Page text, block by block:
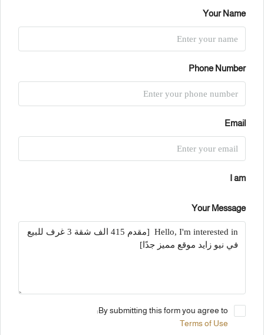
Your Name
Phone Number
Email
I am
Your Message
By submitting this form you agree to:
Terms of Use